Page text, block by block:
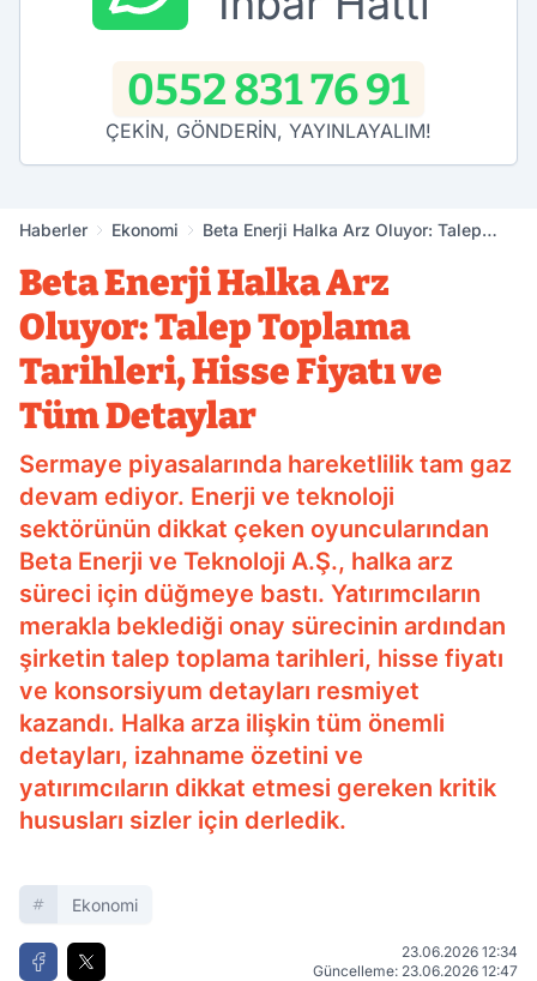
0552 831 76 91
ÇEKİN, GÖNDERİN, YAYINLAYALIM!
Haberler Ekonomi
Beta Enerji Halka Arz Oluyor: Talep
Detaylar
Beta Enerji Halka Arz
Oluyor: Talep Toplama
Tarihleri, Hisse Fiyatı ve
Tüm Detaylar
Sermaye piyasalarında hareketlilik tam gaz
devam ediyor. Enerji ve teknoloji
sektörünün dikkat çeken oyuncularından
Beta Enerji ve Teknoloji A.Ş., halka arz
süreci için düğmeye bastı. Yatırımcıların
merakla beklediği onay sürecinin ardından
şirketin talep toplama tarihleri, hisse fiyatı
ve konsorsiyum detayları resmiyet
kazandı. Halka arza ilişkin tüm önemli
detayları, izahname özetini ve
yatırımcıların dikkat etmesi gereken kritik
hususları sizler için derledik.
Ekonomi
23.06.2026 12:34
Güncelleme: 23.06.2026 12:47